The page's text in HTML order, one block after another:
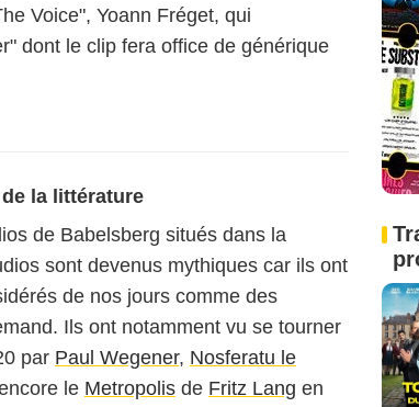
Voice", Yoann Fréget, qui
dont le clip fera office de générique
la littérature
de Babelsberg situés dans la
sont devenus mythiques car ils ont
de nos jours comme des
Ils ont notamment vu se tourner
par Paul Wegener, Nosferatu le
le Metropolis de Fritz Lang en